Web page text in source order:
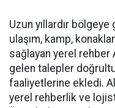
Uzun yıllardır
ulaşım, kamp,
sağlayan yerel rehber
gelen talepler
faaliyetlerine ekledi.
yerel rehberlik ve